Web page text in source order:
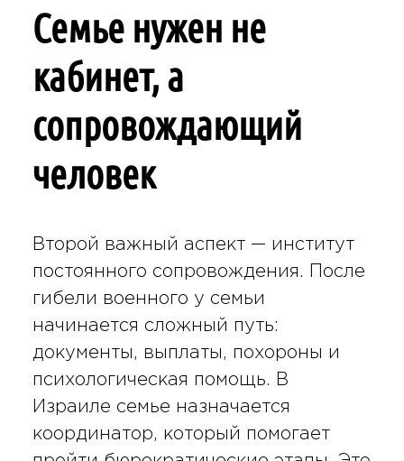
Семье нужен не
кабинет, а
сопровождающий
человек
Второй важный аспект — институт
постоянного сопровождения. После
гибели военного у семьи
начинается сложный путь:
документы, выплаты, похороны и
психологическая помощь. В
Израиле семье назначается
координатор, который помогает